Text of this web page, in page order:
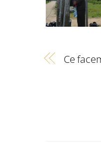
Ce